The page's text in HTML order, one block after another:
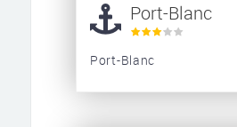
Port-Blanc
Port-Blanc